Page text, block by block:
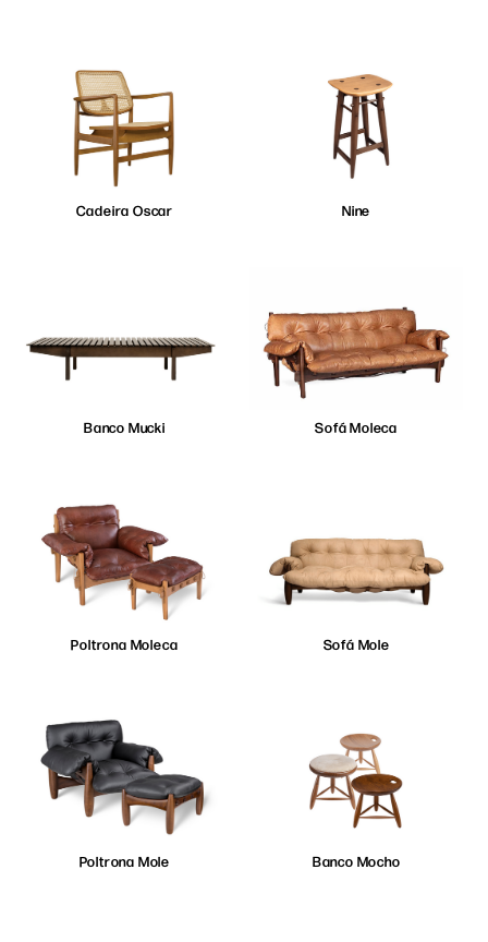
Cadeira Oscar Nine
Banco Mucki Sofá Moleca
Poltrona Moleca Sofá Mole
Poltrona Mole Banco Mocho